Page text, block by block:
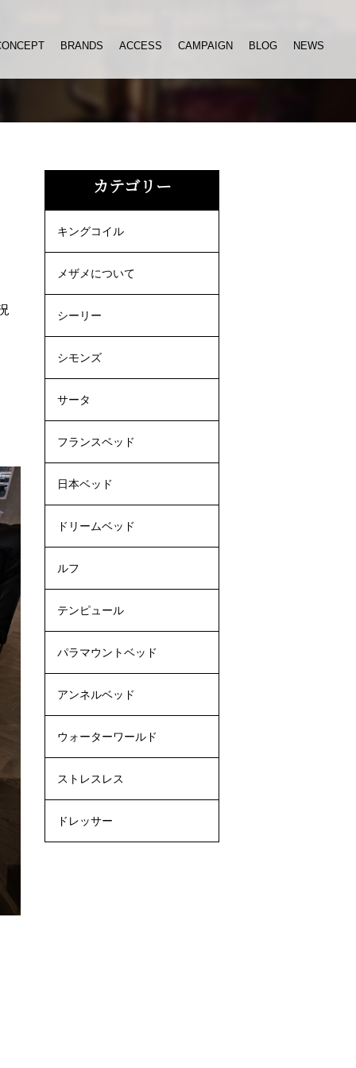
BRANDS ACCESS CAMPAIGN BLOG NEWS
カテゴリー
キングコイル
メザメについて
シーリー
シモンズ
サータ
フランスベッド
日本ベッド
ドリームベッド
ルフ
テンピュール
パラマウントベッド
アンネルベッド
ウォーターワールド
ストレスレス
ドレッサー